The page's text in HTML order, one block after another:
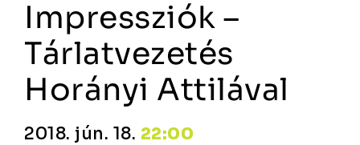
Impressziók –
Tárlatvezetés
Horányi Attilával
2018. jún. 18. 22:00